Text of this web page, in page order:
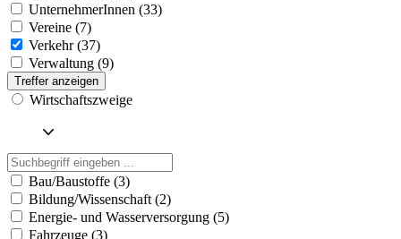
UnternehmerInnen (33)
Vereine (7)
Verkehr (37)
Verwaltung (9)
Treffer anzeigen
Wirtschaftszweige
Bau/Baustoffe (3)
Bildung/Wissenschaft (2)
Energie- und Wasserversorgung (5)
Fahrzeuge (3)